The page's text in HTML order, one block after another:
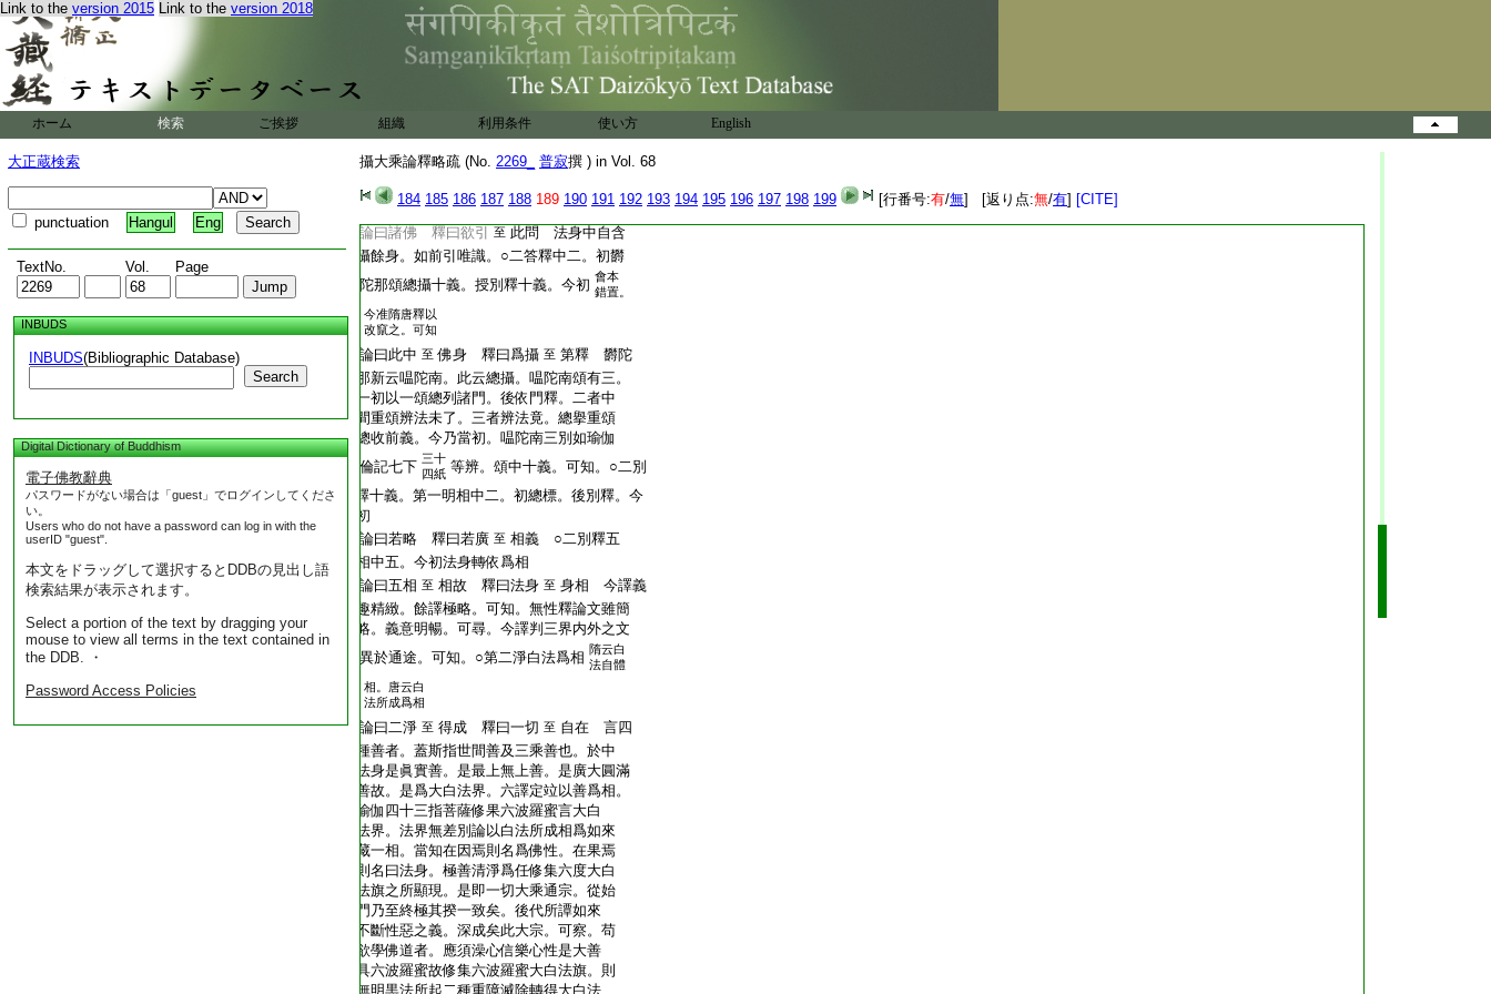
Link to the version 2015 Link to the version 2018
ホーム 検索 ご挨拶 組織 利用条件 使い方 English
大正蔵検索
punctuation Hangul Eng
TextNo. Vol. Page
INBUDS
INBUDS(Bibliographic Database)
Search
Digital Dictionary of Buddhism
電子佛教辭典
パスワードがない場合は「guest」でログインしてくださ
い。
Users who do not have a password can log in with the
userID "guest".
本文をドラッグして選択するとDDBの見出し語
検索結果が表示されます。
Select a portion of the text by dragging your
mouse to view all terms in the text contained in
the DDB. ・
Password Access Policies
攝大乘論釋略疏 (No. 2269_ 普寂撰 ) in Vol. 68
184 185 186 187 188 189 190 191 192 193 194 195 196 197 198 199 [行番号:有/無] [返り点:無/有] [CITE]
T2269_.68.0188c20:
識境。是即大乘從始入終之説也。餘譯無
此文。可知。以退爲中陰是亦奇釋也。唐譯
云現沒。可見。王祕密等者下第十八云六
T2269_.68.0188c23:
十四王伎祕巧術法。又云六十四能。蓋是印
T2269_.68.0188c24:度王家所學伎能有六十四故耳。六十四數
T2269_.68.0188c25:
是八八大數。如六十四音六十四異書六十
T2269_.68.0188c26: 四有情等。八相義如探玄十一 七紙 瑜伽倫記
九下 十五紙 等明。變化身示受生於天人中。
T2269_.68.0188c28:
三由可解。○第二重以十義證明法身中
T2269_.68.0188c29:
二。今初問起
T2269_.68.0189a01:
論曰諸佛 釋曰欲引 至 此問 法身中自含
攝餘身。如前引唯識。○二答釋中二。初欝
T2269_.68.0189a03:
陀那頌總攝十義。授別釋十義。今初 會本
錯置。
T2269_.68.0189a04:
今准隋唐釋以
改竄之。可知
T2269_.68.0189a05: 論曰此中 至 佛身 釋曰爲攝 至 第釋 欝陀
T2269_.68.0189a06:
那新云嗢陀南。此云總攝。嗢陀南頌有三。
一初以一頌總列諸門。後依門釋。二者中
T2269_.68.0189a08:
間重頌辨法未了。三者辨法竟。總擧重頌
T2269_.68.0189a09:
總收前義。今乃當初。嗢陀南三別如瑜伽
倫記七下 三十
四紙 等辨。頌中十義。可知。○二別
T2269_.68.0189a11:
釋十義。第一明相中二。初總標。後別釋。今
初
論曰若略 釋曰若廣 至 相義 ○二別釋五
T2269_.68.0189a14:
相中五。今初法身轉依爲相
論曰五相 至 相故 釋曰法身 至 身相 今譯義
趣精緻。餘譯極略。可知。無性釋論文雖簡
T2269_.68.0189a17:
略。義意明暢。可尋。今譯判三界内外之文
異於通途。可知。○第二淨白法爲相 隋云白
法自體
相。唐云白
法所成爲相
T2269_.68.0189a20: 論曰二淨 至 得成 釋曰一切 至 自在 言四
種善者。蓋斯指世間善及三乘善也。於中
法身是眞實善。是最上無上善。是廣大圓滿
善故。是爲大白法界。六譯定竝以善爲相。
瑜伽四十三指菩薩修果六波羅蜜言大白
法界。法界無差別論以白法所成相爲如來
藏一相。當知在因焉則名爲佛性。在果焉
則名曰法身。極善清淨爲任修集六度大白
法旗之所顯現。是即一切大乘通宗。從始
門乃至終極其揆一致矣。後代所譚如來
不斷性惡之義。深成矣此大宗。可察。苟
欲學佛道者。應須澡心信樂心性是大善
具六波羅蜜故修集六波羅蜜大白法旗。則
無明黒法所起二種重障滅除轉得大白法